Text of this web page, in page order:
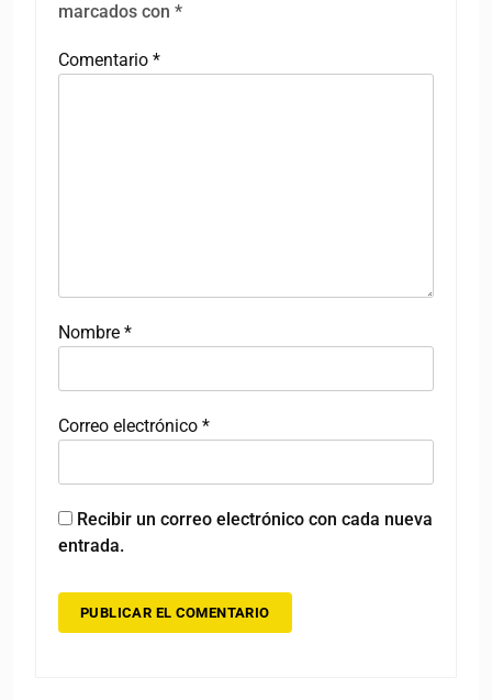
marcados con *
Comentario *
Nombre *
Correo electrónico *
Recibir un correo electrónico con cada nueva
entrada.